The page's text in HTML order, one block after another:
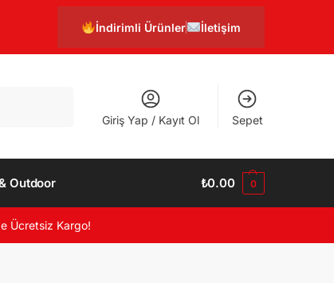
İndirimli Ürünler İletişim
Giriş Yap / Kayıt Ol Sepet
Outdoor ₺0.00 0
Ücretsiz Kargo!